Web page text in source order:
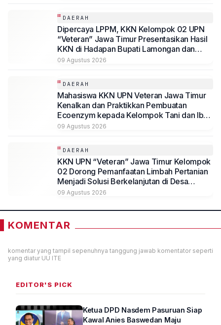
DAERAH
Dipercaya LPPM, KKN Kelompok 02 UPN
“Veteran” Jawa Timur Presentasikan Hasil
KKN di Hadapan Bupati Lamongan dan
Jajaran
09 Agustus 2026
DAERAH
Mahasiswa KKN UPN Veteran Jawa Timur
Kenalkan dan Praktikkan Pembuatan
Ecoenzym kepada Kelompok Tani dan Ibu
PKK di Jombang
09 Agustus 2026
DAERAH
KKN UPN “Veteran” Jawa Timur Kelompok
02 Dorong Pemanfaatan Limbah Pertanian
Menjadi Solusi Berkelanjutan di Desa
Kedungmegarih, Dihadiri Rektorat dan
09 Agustus 2026
KOMENTAR
komentar yang tampil sepenuhnya tanggung jawab komentator seperti
yang diatur UU ITE
EDITOR'S PICK
Ketua DPD Nasdem Pasuruan Siap
Kawal Anies Baswedan Maju